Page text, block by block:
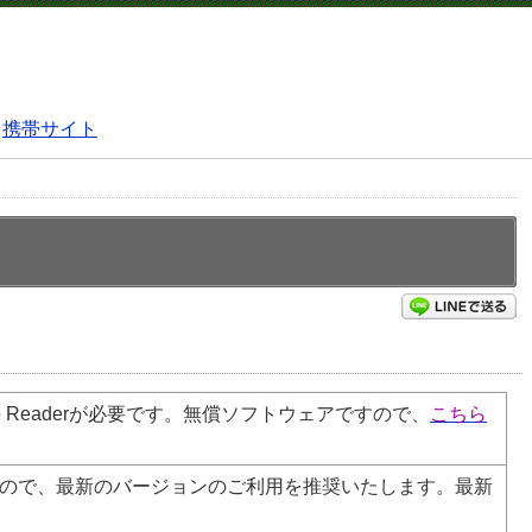
携帯サイト
Readerが必要です。無償ソフトウェアですので、
こちら
で、最新のバージョンのご利用を推奨いたします。最新